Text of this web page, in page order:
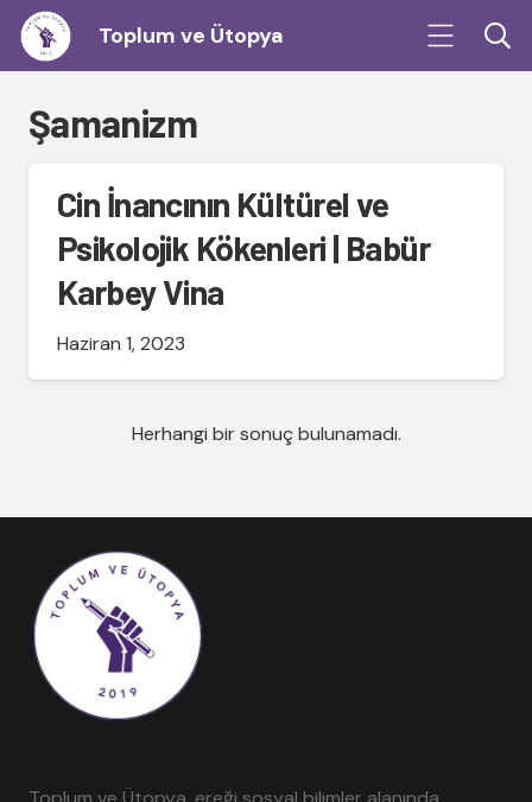
Toplum ve Ütopya
Şamanizm
Cin İnancının Kültürel ve
Psikolojik Kökenleri | Babür
Karbey Vina
Haziran 1, 2023
Herhangi bir sonuç bulunamadı.